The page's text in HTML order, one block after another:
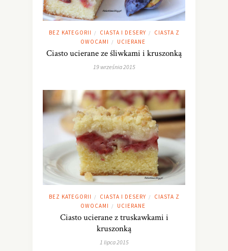
BEZ KATEGORII / CIASTA I DESERY /
CIASTA Z
OWOCAMI
/ UCIERANE
Ciasto ucierane ze śliwkami i kruszonką
19 września 2015
BEZ KATEGORII / CIASTA I DESERY /
CIASTA Z
OWOCAMI
/ UCIERANE
Ciasto ucierane z truskawkami i
kruszonką
1 lipca 2015